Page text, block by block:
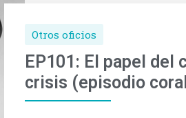
Otros oficios
EP101: El papel del
crisis (episodio